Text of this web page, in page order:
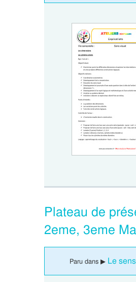
Plateau de
2eme, 3eme
Paru dans ▶ Le